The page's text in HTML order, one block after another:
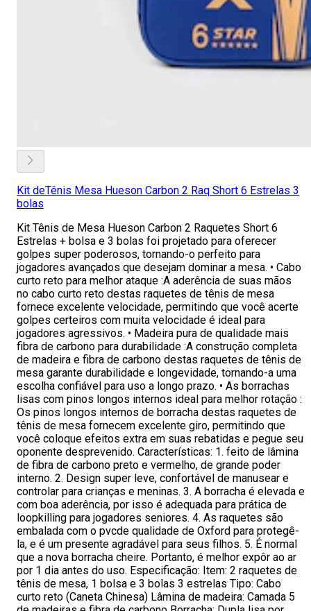
Kit deTênis Mesa Hueson Carbon 2 Raq Short 6 Estrelas 3
bolas
Kit Tênis de Mesa Hueson Carbon 2 Raquetes Short 6
Estrelas + bolsa e 3 bolas foi projetado para oferecer
golpes super poderosos, tornando-o perfeito para
jogadores avançados que desejam dominar a mesa. • Cabo
curto reto para melhor ataque :A aderência de suas mãos
no cabo curto reto destas raquetes de tênis de mesa
fornece excelente velocidade, permitindo que você acerte
golpes certeiros com muita velocidade é ideal para
jogadores agressivos. • Madeira pura de qualidade mais
fibra de carbono para durabilidade :A construção completa
de madeira e fibra de carbono destas raquetes de tênis de
mesa garante durabilidade e longevidade, tornando-a uma
escolha confiável para uso a longo prazo. • As borrachas
lisas com pinos longos internos ideal para melhor rotação :
Os pinos longos internos de borracha destas raquetes de
tênis de mesa fornecem excelente giro, permitindo que
você coloque efeitos extra em suas rebatidas e pegue seu
oponente desprevenido. Características: 1. feito de lâmina
de fibra de carbono preto e vermelho, de grande poder
interno. 2. Design super leve, confortável de manusear e
controlar para crianças e meninas. 3. A borracha é elevada e
com boa aderência, por isso é adequada para prática de
loopkilling para jogadores seniores. 4. As raquetes são
embalada com o pvcde qualidade de Oxford para protegê-
la, e é um presente agradável para seus filhos. 5. É normal
que a nova borracha cheire. Portanto, é melhor expôr ao ar
por 1 dia antes do uso. Especificação: Item: 2 raquetes de
tênis de mesa, 1 bolsa e 3 bolas 3 estrelas Tipo: Cabo
curto reto (Caneta Chinesa) Lâmina de madeira: Camada 5